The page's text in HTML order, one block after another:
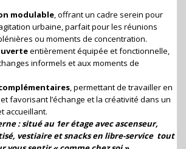
modulable, offrant un cadre serein pour
urbaine, parfait pour les réunions
ou moments de concentration.
entièrement équipée et fonctionnelle,
informels et aux moments de
, permettant de travailler en
favorisant l’échange et la créativité dans un
accueillant.
: situé au 1er étage avec ascenseur,
vestiaire et snacks en libre-service tout